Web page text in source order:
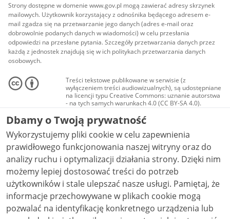
Strony dostępne w domenie www.gov.pl mogą zawierać adresy skrzynek
mailowych. Użytkownik korzystający z odnośnika będącego adresem e-
mail zgadza się na przetwarzanie jego danych (adres e-mail oraz
dobrowolnie podanych danych w wiadomości) w celu przesłania
odpowiedzi na przesłane pytania. Szczegóły przetwarzania danych przez
każdą z jednostek znajdują się w ich politykach przetwarzania danych
osobowych.
Treści tekstowe publikowane w serwisie (z
wyłączeniem treści audiowizualnych), są udostępniane
na licencji typu Creative Commons: uznanie autorstwa
- na tych samych warunkach 4.0 (CC BY-SA 4.0).
Materiały audiowizualne, w tym zdjęcia, materiały
audio i wideo, są udostępniane na licencji typu
Creative Commons: uznanie autorstwa użycie
niekomercyjne - bez utworów zależnych 4.0 (CC BY-
NC-ND 4.0), o ile nie jest to stwierdzone inaczej.
Dbamy o Twoją prywatność
Wykorzystujemy pliki cookie w celu zapewnienia
prawidłowego funkcjonowania naszej witryny oraz do
analizy ruchu i optymalizacji działania strony. Dzięki nim
możemy lepiej dostosować treści do potrzeb
użytkowników i stale ulepszać nasze usługi. Pamiętaj, że
informacje przechowywane w plikach cookie mogą
pozwalać na identyfikację konkretnego urządzenia lub